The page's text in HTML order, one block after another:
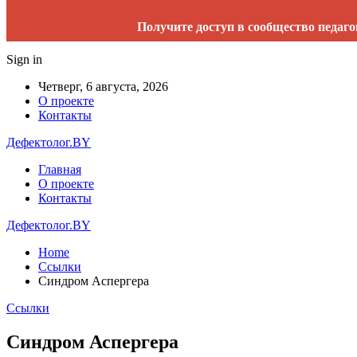
Получите доступ в сообщество
Sign in
Четверг, 6 августа, 2026
О проекте
Контакты
Дефектолог.BY
Главная
О проекте
Контакты
Дефектолог.BY
Home
Cсылки
Синдром Аспергера
Cсылки
Синдром Аспергера